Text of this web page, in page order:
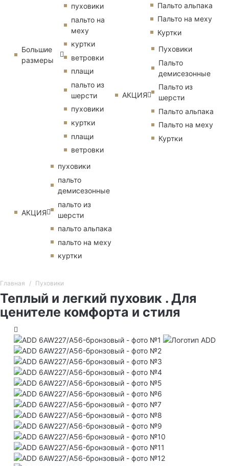
Большие
размеры
пуховики
пальто на
меху
куртки
ветровки
плащи
пальто из
шерсти
пуховики
куртки
плащи
ветровки
АКЦИЯ
пуховики
пальто
демисезонные
пальто из
шерсти
пальто альпака
пальто на меху
куртки
Пальто альпака
Пальто на меху
Куртки
АКЦИЯ
Пуховики
Пальто
демисезонные
Пальто из
шерсти
Пальто альпака
Пальто на меху
Куртки
Главная Пуховики
Теплый и легкий пуховик . Для
ценителе комфорта и стиля